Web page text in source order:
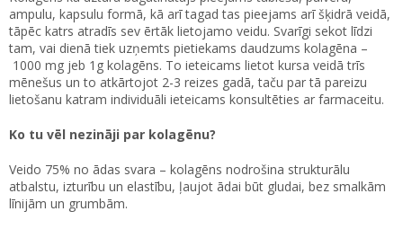
ampulu, kapsulu formā, kā arī tagad tas pieejams arī šķidrā veidā,
tāpēc katrs atradīs sev ērtāk lietojamo veidu. Svarīgi sekot līdzi
tam, vai dienā tiek uzņemts pietiekams daudzums kolagēna –
1000 mg jeb 1g kolagēns. To ieteicams lietot kursa veidā trīs
mēnešus un to atkārtojot 2-3 reizes gadā, taču par tā pareizu
lietošanu katram individuāli ieteicams konsultēties ar farmaceitu.
Ko tu vēl nezināji par kolagēnu?
Veido 75% no ādas svara – kolagēns nodrošina strukturālu
atbalstu, izturību un elastību, ļaujot ādai būt gludai, bez smalkām
līnijām un grumbām.